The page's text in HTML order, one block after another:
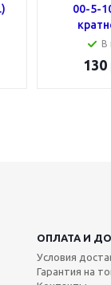
00-5-
В
130
ОПЛАТА И
Условия
Гарантия на